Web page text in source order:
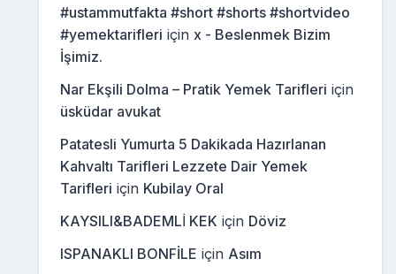
#ustammutfakta #short #shorts #shortvideo
#yemektarifleri için x - Beslenmek Bizim
İşimiz.
Nar Ekşili Dolma – Pratik Yemek Tarifleri için
üsküdar avukat
Patatesli Yumurta 5 Dakikada Hazırlanan
Kahvaltı Tarifleri Lezzete Dair Yemek
Tarifleri için Kubilay Oral
KAYSILI&BADEMLİ KEK için Döviz
ISPANAKLI BONFİLE için Asım